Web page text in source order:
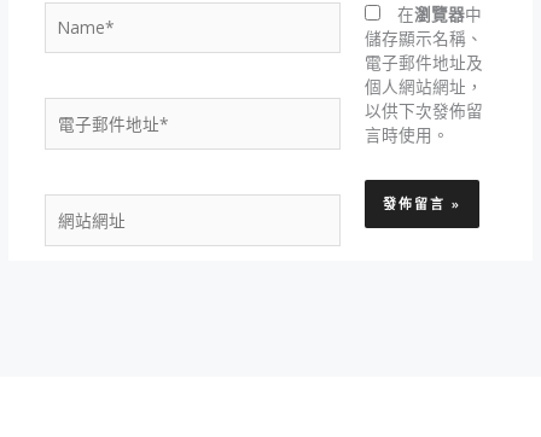
郵
址
*
站
網
在瀏覽器中
儲存顯示名稱、
電子郵件地址及
個人網站網址，
以供下次發佈留
言時使用。